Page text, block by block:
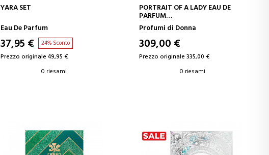
AGGIUNGI AL CARRELLO
YARA SET
Eau De Parfum
37,95 € 24% Sconto
Prezzo originale 49,95 €
0 riesami
AGGIUNGI AL CARRELLO
PORTRAIT OF A LADY EAU DE
PARFUM
SET
Profumi di Donna
309,00 €
Prezzo originale 335,00 €
0 riesami